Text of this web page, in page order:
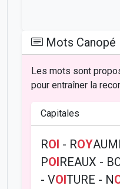
Mots Canopé
Les mots sont
pour entraîner la
Capitales
ROI - ROY
POIREAUX -
- VOITURE - N